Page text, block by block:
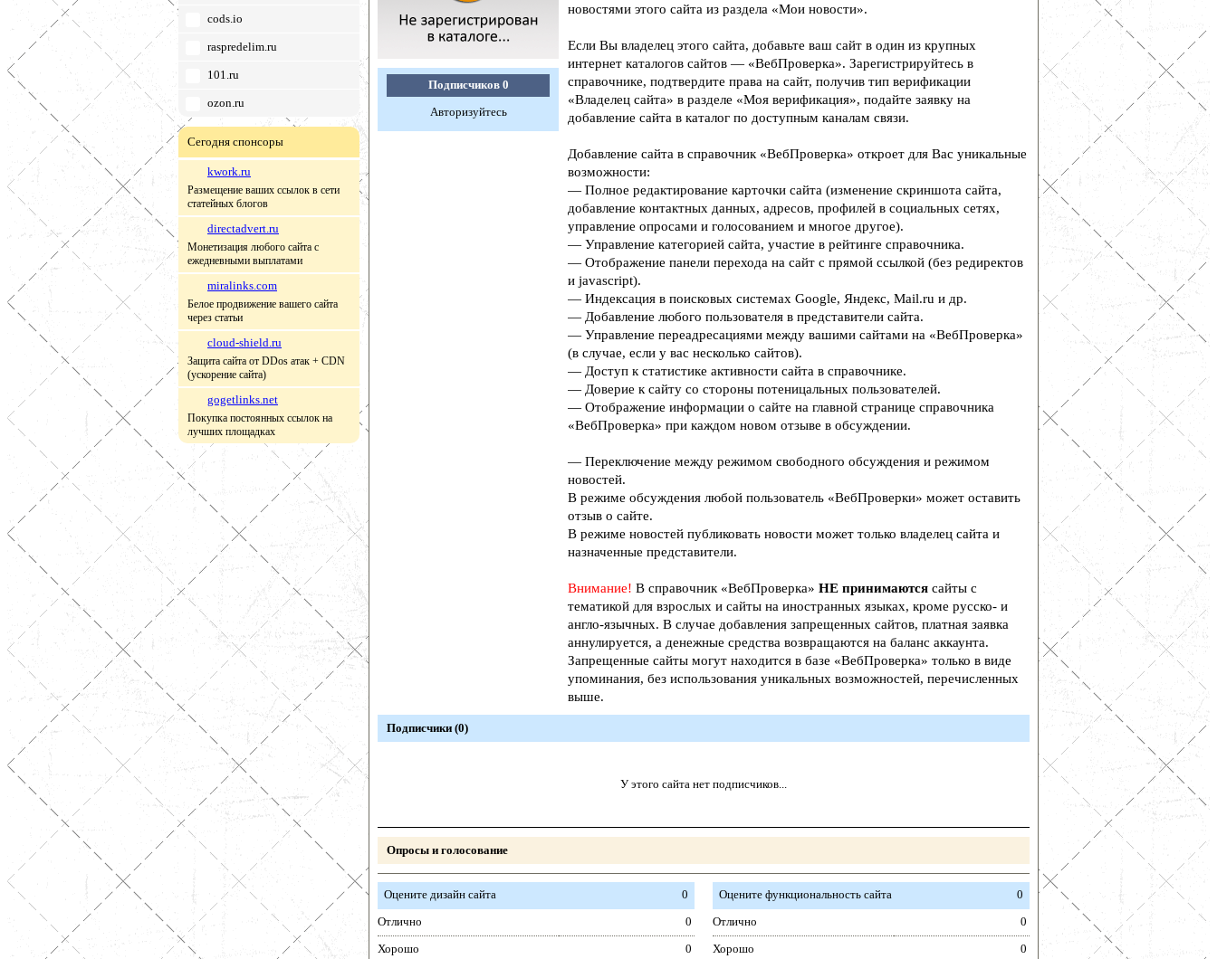
cods.io
raspredelim.ru
101.ru
ozon.ru
Сегодня спонсоры
kwork.ru
Размещение ваших ссылок в сети
статейных блогов
directadvert.ru
Монетизация любого сайта с
ежедневными выплатами
miralinks.com
Белое продвижение вашего сайта
через статьи
cloud-shield.ru
Защита сайта от DDos атак + CDN
(ускорение сайта)
gogetlinks.net
Покупка постоянных ссылок на
лучших площадках
Подписчиков 0
Авторизуйтесь
новостями этого сайта из раздела «Мои новости».
Если Вы владелец этого сайта, добавьте ваш сайт в один из крупных
интернет каталогов сайтов — «ВебПроверка». Зарегистрируйтесь в
справочнике, подтвердите права на сайт, получив тип верификации
«Владелец сайта» в разделе «Моя верификация», подайте заявку на
добавление сайта в каталог по доступным каналам связи.
Добавление сайта в справочник «ВебПроверка» откроет для Вас уникальные
возможности:
— Полное редактирование карточки сайта (изменение скриншота сайта,
добавление контактных данных, адресов, профилей в социальных сетях,
управление опросами и голосованием и многое другое).
— Управление категорией сайта, участие в рейтинге справочника.
— Отображение панели перехода на сайт с прямой ссылкой (без редиректов
и javascript).
— Индексация в поисковых системах Google, Яндекс, Mail.ru и др.
— Добавление любого пользователя в представители сайта.
— Управление переадресациями между вашими сайтами на «ВебПроверка»
(в случае, если у вас несколько сайтов).
— Доступ к статистике активности сайта в справочнике.
— Доверие к сайту со стороны потеницальных пользователей.
— Отображение информации о сайте на главной странице справочника
«ВебПроверка» при каждом новом отзыве в обсуждении.
— Переключение между режимом свободного обсуждения и режимом
новостей.
В режиме обсуждения любой пользователь «ВебПроверки» может оставить
отзыв о сайте.
В режиме новостей публиковать новости может только владелец сайта и
назначенные представители.
Внимание! В справочник «ВебПроверка» НЕ принимаются сайты с
тематикой для взрослых и сайты на иностранных языках, кроме русско- и
англо-язычных. В случае добавления запрещенных сайтов, платная заявка
аннулируется, а денежные средства возвращаются на баланс аккаунта.
Запрещенные сайты могут находится в базе «ВебПроверка» только в виде
упоминания, без использования уникальных возможностей, перечисленных
выше.
Подписчики (0)
У этого сайта нет подписчиков...
Опросы и голосование
Оцените дизайн сайта
0
Отлично
0
Хорошо
0
Оцените функциональность сайта
0
Отлично
0
Хорошо
0